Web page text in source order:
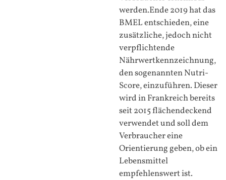
werden.Ende 2019 hat das
BMEL entschieden, eine
zusätzliche, jedoch nicht
verpflichtende
Nährwertkennzeichnung,
den sogenannten Nutri-
Score, einzuführen. Dieser
wird in Frankreich bereits
seit 2015 flächendeckend
verwendet und soll dem
Verbraucher eine
Orientierung geben, ob ein
Lebensmittel
empfehlenswert ist.